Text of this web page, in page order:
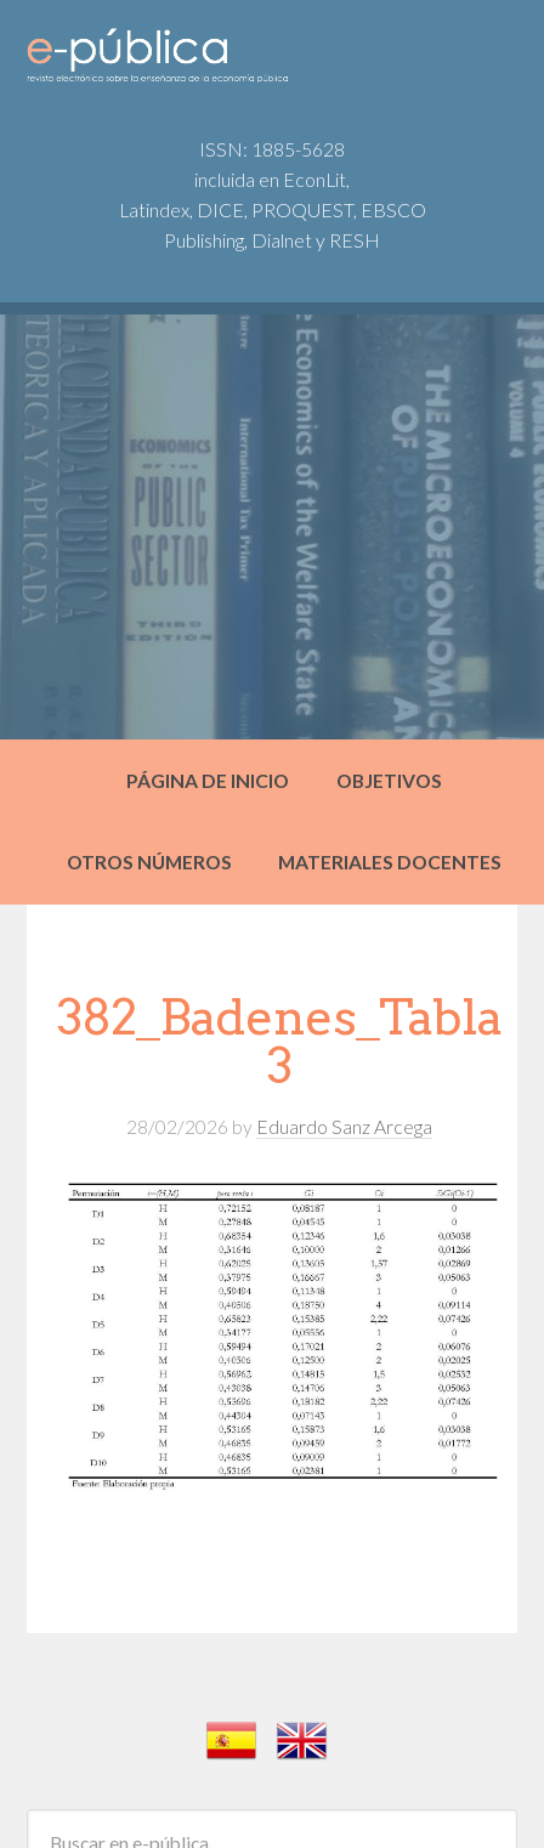
ISSN: 1885-5628
incluida en EconLit,
Latindex, DICE, PROQUEST, EBSCO
Publishing, Dialnet y RESH
PÁGINA DE INICIO OBJETIVOS
OTROS NÚMEROS MATERIALES DOCENTES
382_Badenes_Tabla
3
28/02/2026 by Eduardo Sanz Arcega